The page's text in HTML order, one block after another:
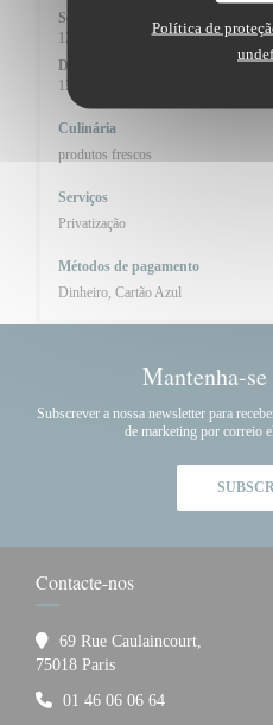
Política de
Sex
12:00 - 13:45
19:00 - 22:00
Domingo
12:00 - 14:15
Culinária
produtos frescos
Serviços
Privatização
Métodos de pagamento
Dinheiro, Cartão Azul
Mantenha-
Subscrever a nossa newsletter para
de marketing por correio
Contacte-nos
69 Rue Caulaincourt,
75018 Paris((abre numa nova
01 46 06 06 64